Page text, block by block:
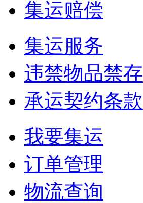
集运赔偿
集运服务
违禁物品禁存
承运契约条款
我要集运
订单管理
物流查询